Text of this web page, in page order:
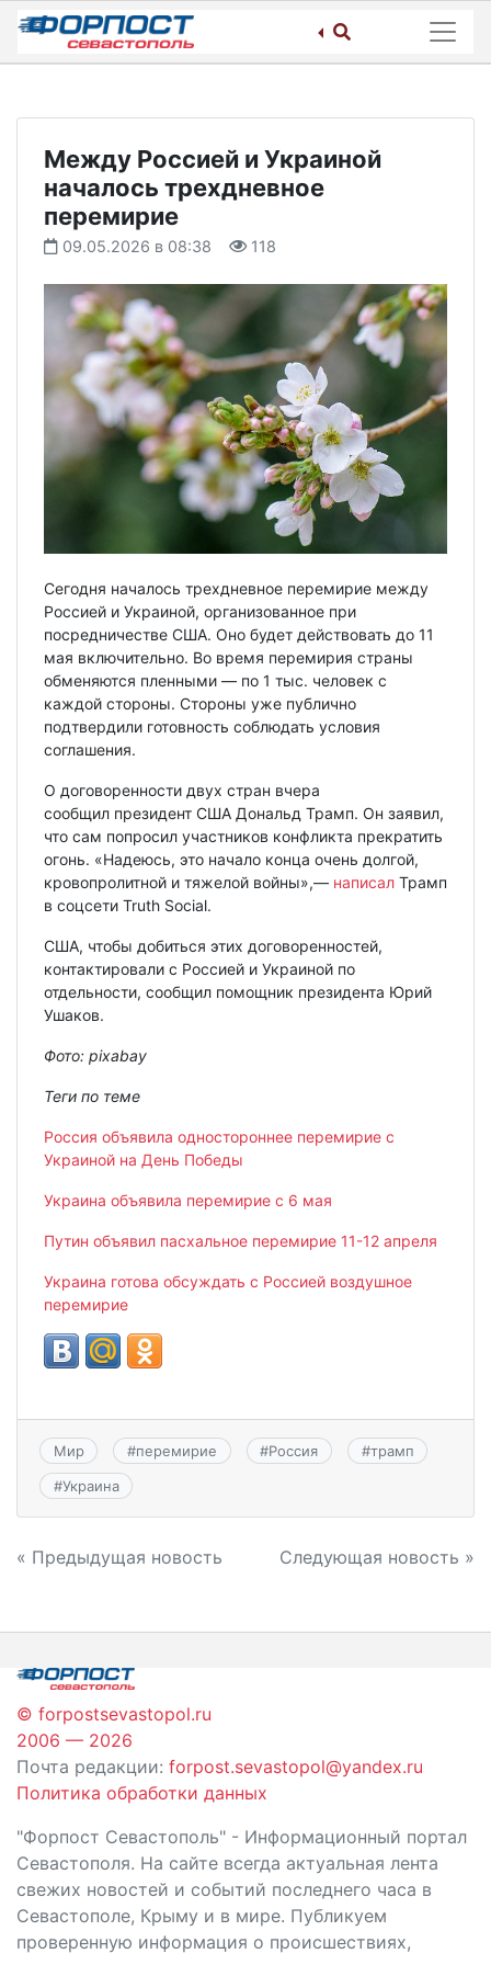
Skip
content
Между Россией и Украиной
началось трехдневное
перемирие
09.05.2026 в 08:38 118
Сегодня началось трехдневное перемирие между
Россией и Украиной, организованное при
посредничестве США. Оно будет действовать до 11
мая включительно. Во время перемирия страны
обменяются пленными — по 1 тыс. человек с
каждой стороны. Стороны уже публично
подтвердили готовность соблюдать условия
соглашения.
О договоренности двух стран вчера
сообщил президент США Дональд Трамп. Он заявил,
что сам попросил участников конфликта прекратить
огонь. «Надеюсь, это начало конца очень долгой,
кровопролитной и тяжелой войны»,— написал Трамп
в соцсети Truth Social.
США, чтобы добиться этих договоренностей,
контактировали с Россией и Украиной по
отдельности, сообщил помощник президента Юрий
Ушаков.
Фото: pixabay
Теги по теме
Россия объявила одностороннее перемирие с
Украиной на День Победы
Украина объявила перемирие с 6 мая
Путин объявил пасхальное перемирие 11-12 апреля
Украина готова обсуждать с Россией воздушное
перемирие
Мир #перемирие #Россия #трамп
#Украина
Навигация
записям
« Предыдущая новость Следующая новость »
© forpostsevastopol.ru
2006 — 2026
Почта редакции: forpost.sevastopol@yandex.ru
Политика обработки данных
"Форпост Севастополь" - Информационный портал
Севастополя. На сайте всегда актуальная лента
свежих новостей и событий последнего часа в
Севастополе, Крыму и в мире. Публикуем
проверенную информация о происшествиях,